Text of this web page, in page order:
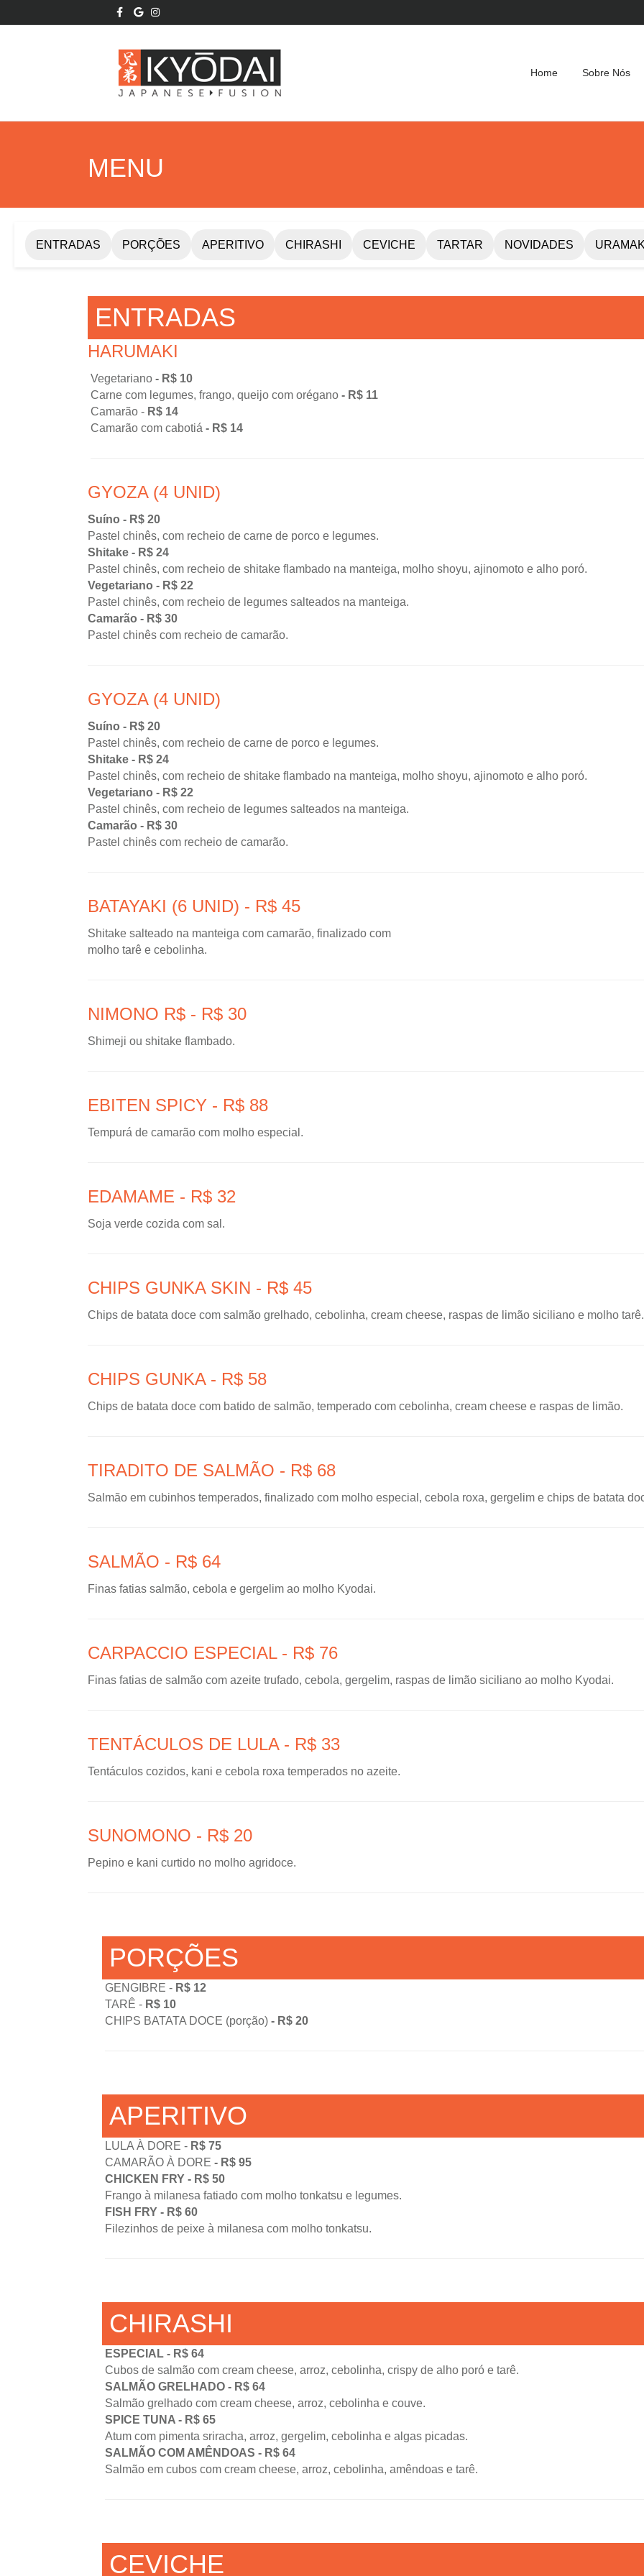
Facebook
GoogleInstagram
Home Sobre Nós
MENU
ENTRADAS PORÇÕES APERITIVO CHIRASHI CEVICHE TARTAR NOVIDADES
ENTRADAS
HARUMAKI
Vegetariano - R$ 10
Carne com legumes, frango, queijo com orégano - R$ 11
Camarão - R$ 14
Camarão com cabotiá - R$ 14
GYOZA (4 UNID)
Suíno - R$ 20
Pastel chinês, com recheio de carne de porco e legumes.
Shitake - R$ 24
Pastel chinês, com recheio de shitake flambado na manteiga, molho shoyu, ajinomoto e alho poró.
Vegetariano - R$ 22
Pastel chinês, com recheio de legumes salteados na manteiga.
Camarão - R$ 30
Pastel chinês com recheio de camarão.
GYOZA (4 UNID)
Suíno - R$ 20
Pastel chinês, com recheio de carne de porco e legumes.
Shitake - R$ 24
Pastel chinês, com recheio de shitake flambado na manteiga, molho shoyu, ajinomoto e alho poró.
Vegetariano - R$ 22
Pastel chinês, com recheio de legumes salteados na manteiga.
Camarão - R$ 30
Pastel chinês com recheio de camarão.
BATAYAKI (6 UNID) - R$ 45
Shitake salteado na manteiga com camarão, finalizado com
molho tarê e cebolinha.
NIMONO R$ - R$ 30
Shimeji ou shitake flambado.
EBITEN SPICY - R$ 88
Tempurá de camarão com molho especial.
EDAMAME - R$ 32
Soja verde cozida com sal.
CHIPS GUNKA SKIN - R$ 45
Chips de batata doce com salmão grelhado, cebolinha, cream cheese, raspas de limão siciliano e molho tarê.
CHIPS GUNKA - R$ 58
Chips de batata doce com batido de salmão, temperado com cebolinha, cream cheese e raspas de limão.
TIRADITO DE SALMÃO - R$ 68
Salmão em cubinhos temperados, finalizado com molho especial, cebola roxa, gergelim e chips de batata
SALMÃO - R$ 64
Finas fatias salmão, cebola e gergelim ao molho Kyodai.
CARPACCIO ESPECIAL - R$ 76
Finas fatias de salmão com azeite trufado, cebola, gergelim, raspas de limão siciliano ao molho Kyodai.
TENTÁCULOS DE LULA - R$ 33
Tentáculos cozidos, kani e cebola roxa temperados no azeite.
SUNOMONO - R$ 20
Pepino e kani curtido no molho agridoce.
PORÇÕES
GENGIBRE - R$ 12
TARÊ - R$ 10
CHIPS BATATA DOCE (porção) - R$ 20
APERITIVO
LULA À DORE - R$ 75
CAMARÃO À DORE - R$ 95
CHICKEN FRY - R$ 50
Frango à milanesa fatiado com molho tonkatsu e legumes.
FISH FRY - R$ 60
Filezinhos de peixe à milanesa com molho tonkatsu.
CHIRASHI
ESPECIAL - R$ 64
Cubos de salmão com cream cheese, arroz, cebolinha, crispy de alho poró e tarê.
SALMÃO GRELHADO - R$ 64
Salmão grelhado com cream cheese, arroz, cebolinha e couve.
SPICE TUNA - R$ 65
Atum com pimenta sriracha, arroz, gergelim, cebolinha e algas picadas.
SALMÃO COM AMÊNDOAS - R$ 64
Salmão em cubos com cream cheese, arroz, cebolinha, amêndoas e tarê.
CEVICHE